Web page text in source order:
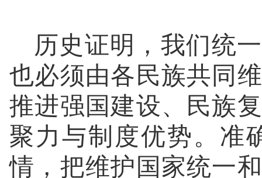
历史证明，我们统
也必须由各民族共同
推进强国建设、民族
聚力与制度优势。准
情，把维护国家统一